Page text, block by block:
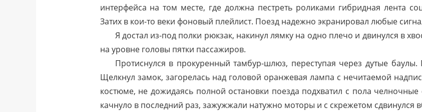
интерфейса на том месте, где должна пестреть роликами гибридная лента
Затих в кои-то веки фоновый плейлист. Поезд надежно экранировал любые
Я достал из-под полки рюкзак, накинул лямку на одно плечо и двинулся в
на уровне головы пятки пассажиров.
Протиснулся в прокуренный тамбур-шлюз, переступая через дутые
Щелкнул замок, загорелась над головой оранжевая лампа с нечитаемой
костюме, не дожидаясь полной остановки поезда подхватил с пола
качнуло в последний раз, зажужжали натужно моторы и с скрежетом сдвинулся